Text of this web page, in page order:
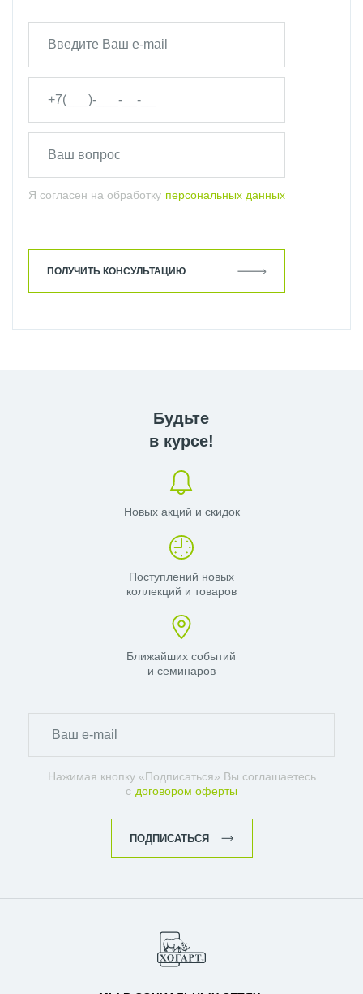
Я согласен на обработку персональных данных
ПОЛУЧИТЬ КОНСУЛЬТАЦИЮ
Будьте
в курсе!
Новых акций и скидок
Поступлений новых
коллекций и товаров
Ближайших событий
и семинаров
Нажимая кнопку «Подписаться» Вы соглашаетесь
с договором оферты
ПОДПИСАТЬСЯ